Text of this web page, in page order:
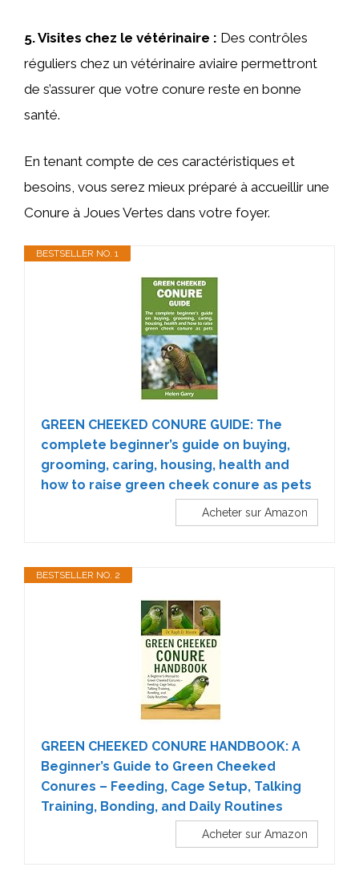
5.Visites chez le vétérinaire : Des contrôles
réguliers chez un vétérinaire aviaire permettront
de s’assurer que votre conure reste en bonne
santé.
En tenant compte de ces caractéristiques et
besoins, vous serez mieux préparé à accueillir une
Conure à Joues Vertes dans votre foyer.
BESTSELLER NO. 1
GREEN CHEEKED CONURE GUIDE: The
complete beginner’s guide on buying,
grooming, caring, housing, health and
how to raise green cheek conure as pets
Acheter sur Amazon
BESTSELLER NO. 2
GREEN CHEEKED CONURE HANDBOOK: A
Beginner’s Guide to Green Cheeked
Conures – Feeding, Cage Setup, Talking
Training, Bonding, and Daily Routines
Acheter sur Amazon